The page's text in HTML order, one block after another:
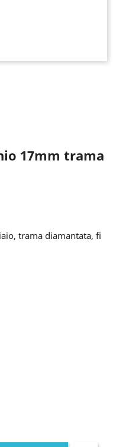
17mm trama
trama diamantata, fi